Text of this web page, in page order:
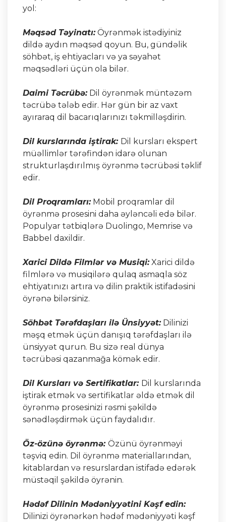
yol:
Məqsəd Təyinatı:Öyrənmək istədiyiniz
dildə aydın məqsəd qoyun. Bu, gündəlik
söhbət, iş ehtiyacları və ya səyahət
məqsədləri üçün ola bilər.
Daimi Təcrübə:Dil öyrənmək müntəzəm
təcrübə tələb edir. Hər gün bir az vaxt
ayıraraq dil bacarıqlarınızı təkmilləşdirin.
Dil kurslarında iştirak: Dil kursları ekspert
müəllimlər tərəfindən idarə olunan
strukturlaşdırılmış öyrənmə təcrübəsi təklif
edir.
Dil Proqramları:Mobil proqramlar dil
öyrənmə prosesini daha əyləncəli edə bilər.
Populyar tətbiqlərə Duolingo, Memrise və
Babbel daxildir.
Xarici Dildə Filmlər və Musiqi:Xarici dildə
filmlərə və musiqilərə qulaq asmaqla söz
ehtiyatınızı artıra və dilin praktik istifadəsini
öyrənə bilərsiniz.
Söhbət Tərəfdaşları ilə Ünsiyyət:Dilinizi
məşq etmək üçün danışıq tərəfdaşları ilə
ünsiyyət qurun. Bu sizə real dünya
təcrübəsi qazanmağa kömək edir.
Dil Kursları və Sertifikatlar: Dil kurslarında
iştirak etmək və sertifikatlar əldə etmək dil
öyrənmə prosesinizi rəsmi şəkildə
sənədləşdirmək üçün faydalıdır.
Öz-özünə öyrənmə: Özünü öyrənməyi
təşviq edin. Dil öyrənmə materiallarından,
kitablardan və resurslardan istifadə edərək
müstəqil şəkildə öyrənin.
Hədəf Dilinin Mədəniyyətini Kəşf edin:
Dilinizi öyrənərkən hədəf mədəniyyəti kəşf